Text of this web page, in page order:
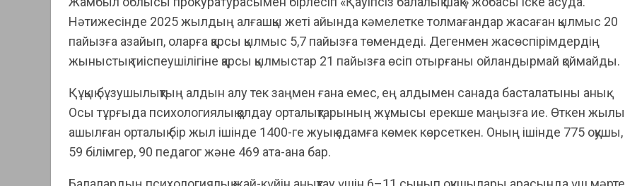
Нәтижесінде 2025 жылдың алғашқы жеті айында кәмелетке толмағандар жасаған қылмыс 20
пайызға азайып, оларға қарсы қылмыс 5,7 пайызға төмендеді. Дегенмен жасөспірімдердің
жыныстық тиіспеушілігіне қарсы қылмыстар 21 пайызға өсіп отырғаны ойландырмай қоймайды.
Құқық бұзушылықтың алдын алу тек заңмен ғана емес, ең алдымен санада басталатыны анық.
Осы тұрғыда психологиялық қолдау орталықтарының жұмысы ерекше маңызға ие. Өткен жылы
ашылған орталық бір жыл ішінде 1400-ге жуық адамға көмек көрсеткен. Оның ішінде 775 оқушы,
59 білімгер, 90 педагог және 469 ата-ана бар.